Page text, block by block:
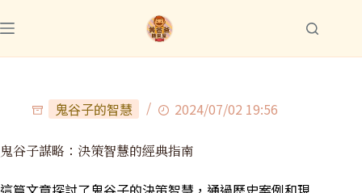
鬼谷子的智慧 2024/07/02 19:56
鬼谷子謀略：決策智慧的經典指南